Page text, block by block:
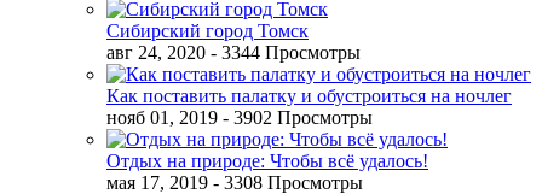
Сибирский город Томск
авг 24, 2020 - 3344 Просмотры
Как поставить палатку и обустроиться на ночлег
нояб 01, 2019 - 3902 Просмотры
Отдых на природе: Чтобы всё удалось!
мая 17, 2019 - 3308 Просмотры